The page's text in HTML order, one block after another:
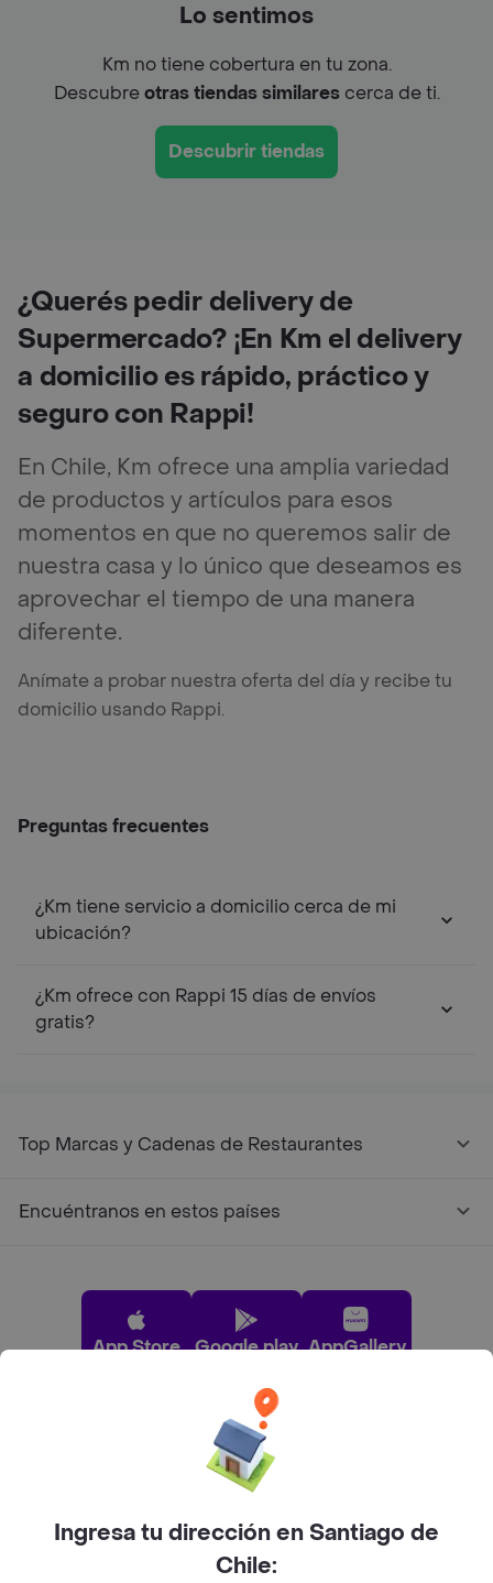
Lo sentimos
Km no tiene cobertura en tu zona.
Descubreotras tiendas similarescerca de ti.
Descubrir tiendas
¿Querés pedir delivery de
Supermercado? ¡En Km el delivery
a domicilio es rápido, práctico y
seguro con Rappi!
En Chile, Km ofrece una amplia variedad
de productos y artículos para esos
momentos en que no queremos salir de
nuestra casa y lo único que deseamos es
aprovechar el tiempo de una manera
diferente.
Anímate a probar nuestra oferta del día y recibe tu
domicilio usando Rappi.
Preguntas frecuentes
¿Km tiene servicio a domicilio cerca de mi
ubicación?
¿Km ofrece con Rappi 15 días de envíos
gratis?
Top Marcas y Cadenas de Restaurantes
Encuéntranos en estos países
App Store Google play AppGallery
Pide tu comida favorita cerca de ti
Categorías
Ingresa tu dirección en Santiago de
Chile: